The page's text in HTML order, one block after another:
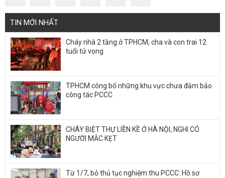
TIN MỚI NHẤT
Cháy nhà 2 tầng ở TPHCM, cha và con trai 12
tuổi tử vong
TPHCM công bố những khu vực chưa đảm bảo
công tác PCCC
CHÁY BIỆT THỰ LIỀN KỀ Ở HÀ NỘI, NGHI CÓ
NGƯỜI MẮC KẸT
Từ 1/7, bỏ thủ tục nghiệm thu PCCC: Hồ sơ